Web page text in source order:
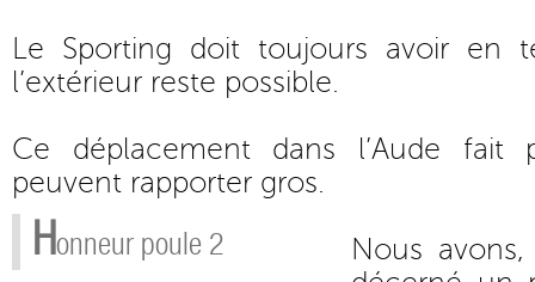
Le Sporting doit toujours avoir en
l’extérieur reste possible.
Ce déplacement dans l’Aude
peuvent rapporter gros.
Honneur poule 2
Nous